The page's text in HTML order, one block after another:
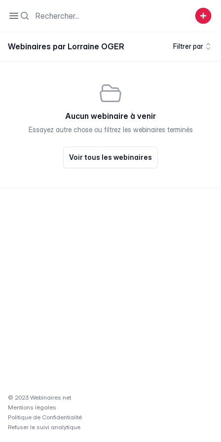
Open sidebar
Search
Webinaires par Lorraine OGER Filtrer par
Aucun webinaire à venir
Essayez autre chose ou filtrez les webinaires terminés
Voir tous les webinaires
© 2023 Webinaires.net
Mentions légales
Politique de Confidentialité
Refuser le suivi analytique